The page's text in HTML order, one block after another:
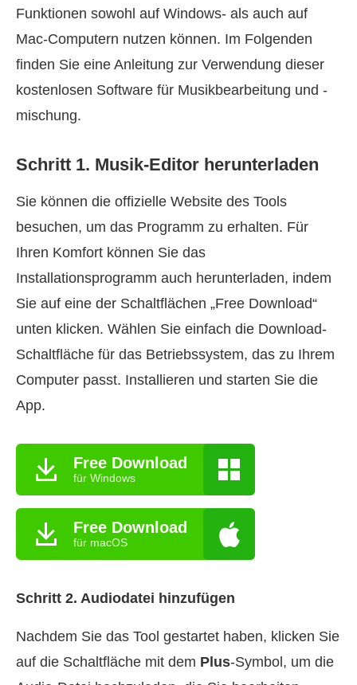
Funktionen sowohl auf Windows- als auch auf
Mac-Computern nutzen können. Im Folgenden
finden Sie eine Anleitung zur Verwendung dieser
kostenlosen Software für Musikbearbeitung und -
mischung.
Schritt 1. Musik-Editor herunterladen
Sie können die offizielle Website des Tools
besuchen, um das Programm zu erhalten. Für
Ihren Komfort können Sie das
Installationsprogramm auch herunterladen, indem
Sie auf eine der Schaltflächen „Free Download“
unten klicken. Wählen Sie einfach die Download-
Schaltfläche für das Betriebssystem, das zu Ihrem
Computer passt. Installieren und starten Sie die
App.
Free Download
für Windows
Free Download
für macOS
Schritt 2. Audiodatei hinzufügen
Nachdem Sie das Tool gestartet haben, klicken Sie
auf die Schaltfläche mit dem Plus-Symbol, um die